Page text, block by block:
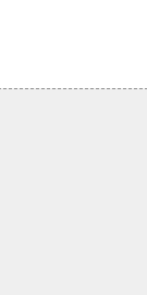
daha pahalı.
alternatifler olmalı.